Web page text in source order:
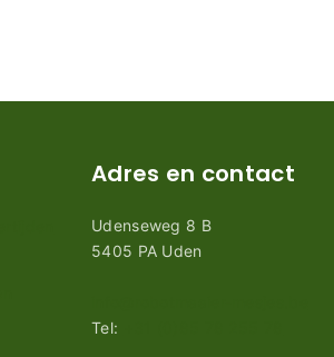
Adres en contact
Udenseweg 8 B
5405 PA Uden
Tel: